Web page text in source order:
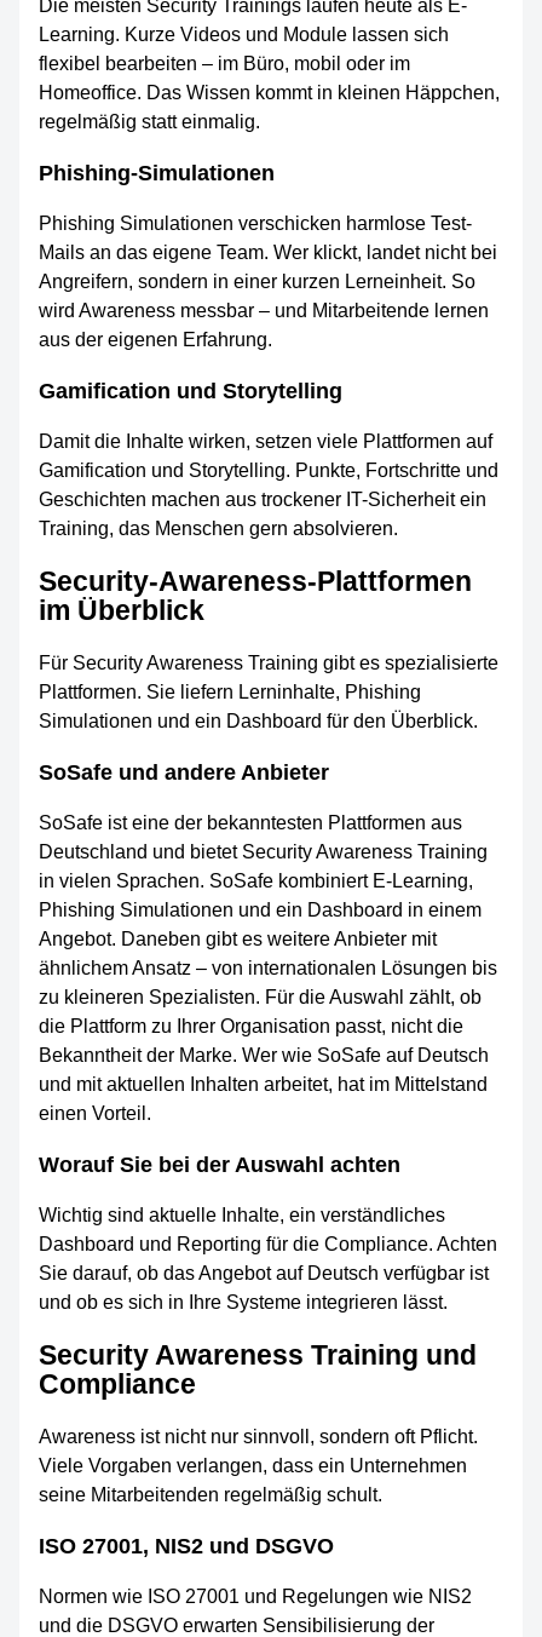
Die meisten Security Trainings laufen heute als E-
Learning. Kurze Videos und Module lassen sich
flexibel bearbeiten – im Büro, mobil oder im
Homeoffice. Das Wissen kommt in kleinen Häppchen,
regelmäßig statt einmalig.
Phishing-Simulationen
Phishing Simulationen verschicken harmlose Test-
Mails an das eigene Team. Wer klickt, landet nicht bei
Angreifern, sondern in einer kurzen Lerneinheit. So
wird Awareness messbar – und Mitarbeitende lernen
aus der eigenen Erfahrung.
Gamification und Storytelling
Damit die Inhalte wirken, setzen viele Plattformen auf
Gamification und Storytelling. Punkte, Fortschritte und
Geschichten machen aus trockener IT-Sicherheit ein
Training, das Menschen gern absolvieren.
Security-Awareness-Plattformen
im Überblick
Für Security Awareness Training gibt es spezialisierte
Plattformen. Sie liefern Lerninhalte, Phishing
Simulationen und ein Dashboard für den Überblick.
SoSafe und andere Anbieter
SoSafe ist eine der bekanntesten Plattformen aus
Deutschland und bietet Security Awareness Training
in vielen Sprachen. SoSafe kombiniert E-Learning,
Phishing Simulationen und ein Dashboard in einem
Angebot. Daneben gibt es weitere Anbieter mit
ähnlichem Ansatz – von internationalen Lösungen bis
zu kleineren Spezialisten. Für die Auswahl zählt, ob
die Plattform zu Ihrer Organisation passt, nicht die
Bekanntheit der Marke. Wer wie SoSafe auf Deutsch
und mit aktuellen Inhalten arbeitet, hat im Mittelstand
einen Vorteil.
Worauf Sie bei der Auswahl achten
Wichtig sind aktuelle Inhalte, ein verständliches
Dashboard und Reporting für die Compliance. Achten
Sie darauf, ob das Angebot auf Deutsch verfügbar ist
und ob es sich in Ihre Systeme integrieren lässt.
Security Awareness Training und
Compliance
Awareness ist nicht nur sinnvoll, sondern oft Pflicht.
Viele Vorgaben verlangen, dass ein Unternehmen
seine Mitarbeitenden regelmäßig schult.
ISO 27001, NIS2 und DSGVO
Normen wie ISO 27001 und Regelungen wie NIS2
und die DSGVO erwarten Sensibilisierung der